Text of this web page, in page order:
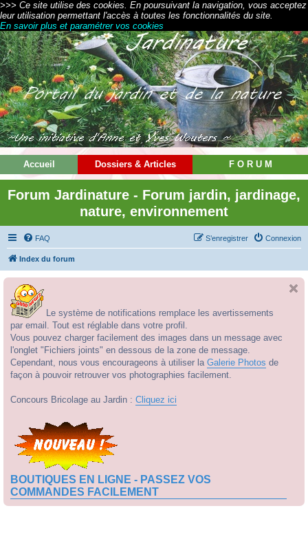
>>> Ce site utilise des cookies. En poursuivant la navigation, vous acceptez
leur utilisation permettant l'accès à toutes les fonctionnalités du site.
En savoir plus et paramétrer vos cookies
Accueil Dossiers & Articles F O R U M
Forum Jardinature - Forum jardin, jardinage,
nature, environnement
FAQ Connexion
S’enregistrer
Index du forum
Le système de notifications remplace les avertissements
par email. Tout est réglable dans votre profil.
Vous pouvez charger facilement des images dans un message avec
l'onglet "Fichiers joints" en dessous de la zone de message.
Cependant, nous vous encourageons à utiliser la Galerie Photos de
façon à pouvoir retrouver vos photographies facilement.
Concours Bricolage au Jardin : Cliquez ici
BOUTIQUES EN LIGNE - PASSEZ VOS
COMMANDES FACILEMENT